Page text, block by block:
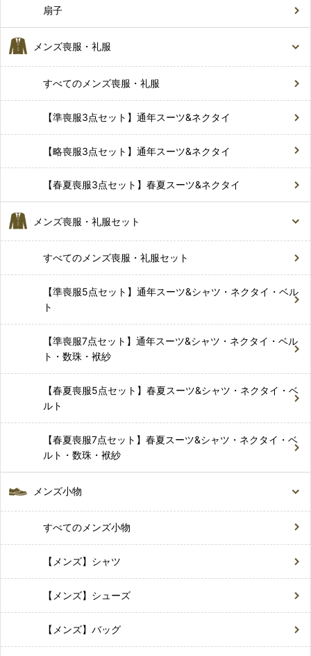
扇子
メンズ喪服・礼服
すべてのメンズ喪服・礼服
【準喪服3点セット】通年スーツ&ネクタイ
【略喪服3点セット】通年スーツ&ネクタイ
【春夏喪服3点セット】春夏スーツ&ネクタイ
メンズ喪服・礼服セット
すべてのメンズ喪服・礼服セット
【準喪服5点セット】通年スーツ&シャツ・ネクタイ・ベル
ト
【準喪服7点セット】通年スーツ&シャツ・ネクタイ・ベル
ト・数珠・袱紗
【春夏喪服5点セット】春夏スーツ&シャツ・ネクタイ・ベ
ルト
【春夏喪服7点セット】春夏スーツ&シャツ・ネクタイ・ベ
ルト・数珠・袱紗
メンズ小物
すべてのメンズ小物
【メンズ】シャツ
【メンズ】シューズ
【メンズ】バッグ